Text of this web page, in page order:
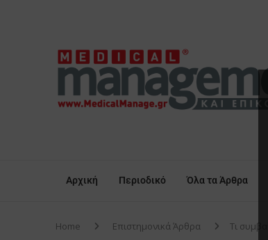
Αρχική Περιοδικό Όλα τα Άρθρα
Home Επιστημονικά Άρθρα Τι